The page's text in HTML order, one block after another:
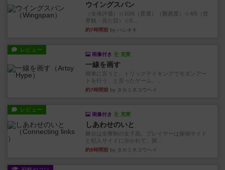
ウイングスパン
（全体評価）☆10/6（普通）（難易度）☆4/5（世
界観・見た目）☆5...
約7時間前 by ハシオキ
レビュー
画像付き 充実
一線を画す
簡単に言うと、トリックテイキングでモダンアー
トを行う、と言ったゲーム。...
約7時間前 by タカミネコウヘイ
レビュー
画像付き 充実
しあわせのいと
舞台は全寮制の女子高。プレイヤーは探偵サイド
と犯人サイドに分かれて、探...
約8時間前 by タカミネコウヘイ